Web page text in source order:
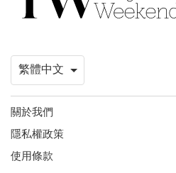
關於我們
隱私權政策
使用條款